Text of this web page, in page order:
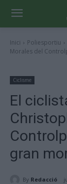
Inici Poliesportiu
Morales del
Ciclisme
El
gran
By Redacció